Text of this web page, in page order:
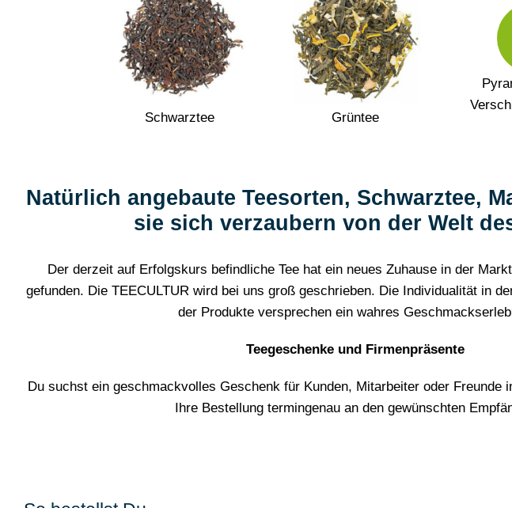
Schwarztee Grüntee
Natürlich angebaute Teesorten, Schwarztee,
sie sich verzaubern von der Welt
Der derzeit auf Erfolgskurs befindliche Tee hat ein neues Zuhause in der
gefunden. Die TEECULTUR wird bei uns groß geschrieben. Die Individualität in
der Produkte versprechen ein wahres
Teegeschenke und Firmenpräsente
Du suchst ein geschmackvolles Geschenk für Kunden, Mitarbeiter oder Freunde
Ihre Bestellung termingenau an den gewünschten